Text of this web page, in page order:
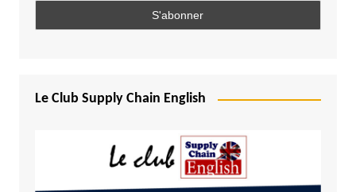
Le Club Supply Chain English